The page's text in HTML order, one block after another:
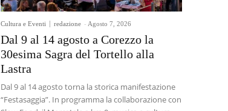
Cultura e Eventi redazione - Agosto 7, 2026
Dal 9 al 14 agosto a Corezzo la
30esima Sagra del Tortello alla
Lastra
Dal 9 al 14 agosto torna la storica manifestazione
“Festasaggia”. In programma la collaborazione con